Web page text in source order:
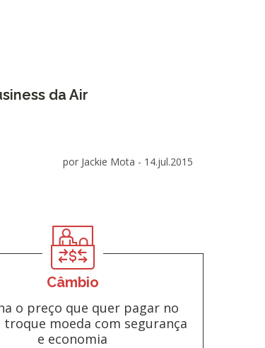
da Air
por Jackie Mota - 14.jul.2015
Câmbio
o preço que quer pagar no
troque moeda com segurança
e economia